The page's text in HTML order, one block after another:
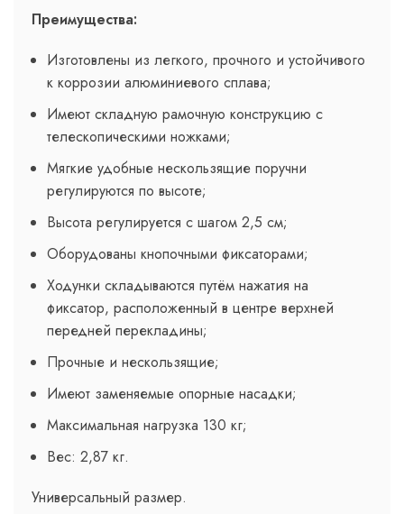
Преимущества:
Изготовлены из легкого, прочного и устойчивого
к коррозии алюминиевого сплава;
Имеют складную рамочную конструкцию с
телескопическими ножками;
Мягкие удобные нескользящие поручни
регулируются по высоте;
Высота регулируется с шагом 2,5 см;
Оборудованы кнопочными фиксаторами;
Ходунки складываются путём нажатия на
фиксатор, расположенный в центре верхней
передней перекладины;
Прочные и нескользящие;
Имеют заменяемые опорные насадки;
Максимальная нагрузка 130 кг;
Вес: 2,87 кг.
Универсальный размер.